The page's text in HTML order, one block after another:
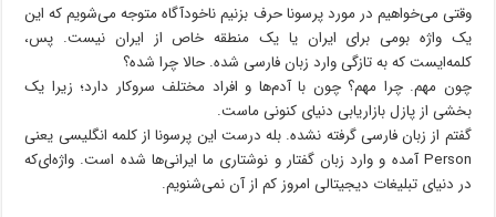
وقتی می‌خواهیم در مورد پرسونا حرف بزنیم ناخودآگاه متوجه می‌شویم که این
یک واژه بومی برای ایران یا یک منطقه خاص از ایران نیست. پس،
کلمه‌ایست ‌که به تازگی وارد زبان فارسی شده. حالا چرا شده؟
چون مهم. چرا مهم؟ چون با آدم‌ها و افراد مختلف سروکار دارد؛ زیرا یک
بخشی از پازل بازاریابی دنیای کنونی ماست.
گفتم از زبان فارسی گرفته نشده. بله درست این پرسونا از کلمه انگلیسی یعنی
Person آمده و وارد زبان گفتار و نوشتاری ما ایرانی‌ها شده است. واژه‌ای‌که
در دنیای تبلیغات دیجیتالی امروز کم از آن نمی‌شنویم.